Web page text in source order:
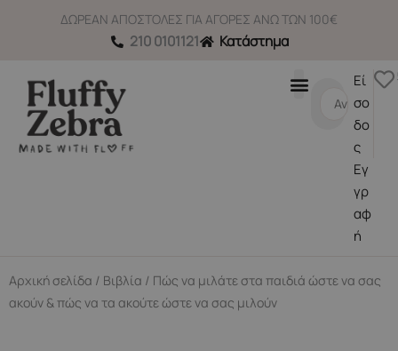
ΔΩΡΕΑΝ ΑΠΟΣΤΟΛΕΣ ΓΙΑ ΑΓΟΡΕΣ ΑΝΩ ΤΩΝ 100€
210 0101121 Κατάστημα
Search
Εί
σο
δο
ς
Εγ
γρ
αφ
ή
Αρχική σελίδα / Βιβλία / Πώς να μιλάτε στα παιδιά ώστε να σας
ακούν & πώς να τα ακούτε ώστε να σας μιλούν